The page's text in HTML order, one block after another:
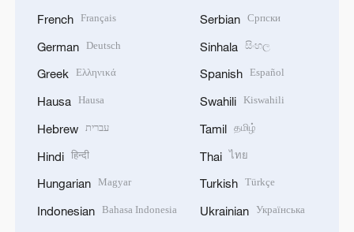
French Français
German Deutsch
Greek Ελληνικά
Hausa Hausa
Hebrew עברית
Hindi हिन्दी
Hungarian Magyar
Indonesian Bahasa Indonesia
Serbian Српски
Sinhala සිංහල
Spanish Español
Swahili Kiswahili
Tamil தமிழ்
Thai ไทย
Turkish Türkçe
Ukrainian Українська